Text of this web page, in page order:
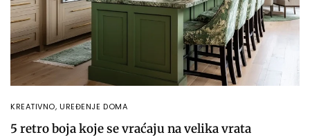
KREATIVNO,UREĐENJE DOMA
5 retro boja koje se vraćaju na velika vrata